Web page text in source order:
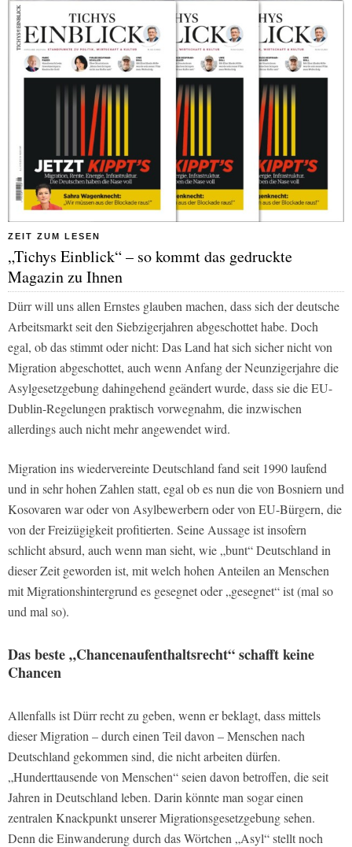
ZEIT ZUM LESEN
„Tichys Einblick“ – so kommt das gedruckte
Magazin zu Ihnen
Dürr will uns allen Ernstes glauben machen, dass sich der deutsche
Arbeitsmarkt seit den Siebzigerjahren abgeschottet habe. Doch
egal, ob das stimmt oder nicht: Das Land hat sich sicher nicht von
Migration abgeschottet, auch wenn Anfang der Neunzigerjahre die
Asylgesetzgebung dahingehend geändert wurde, dass sie die EU-
Dublin-Regelungen praktisch vorwegnahm, die inzwischen
allerdings auch nicht mehr angewendet wird.
Migration ins wiedervereinte Deutschland fand seit 1990 laufend
und in sehr hohen Zahlen statt, egal ob es nun die von Bosniern und
Kosovaren war oder von Asylbewerbern oder von EU-Bürgern, die
von der Freizügigkeit profitierten. Seine Aussage ist insofern
schlicht absurd, auch wenn man sieht, wie „bunt“ Deutschland in
dieser Zeit geworden ist, mit welch hohen Anteilen an Menschen
mit Migrationshintergrund es gesegnet oder „gesegnet“ ist (mal so
und mal so).
Das beste „Chancenaufenthaltsrecht“ schafft keine
Chancen
Allenfalls ist Dürr recht zu geben, wenn er beklagt, dass mittels
dieser Migration – durch einen Teil davon – Menschen nach
Deutschland gekommen sind, die nicht arbeiten dürfen.
„Hunderttausende von Menschen“ seien davon betroffen, die seit
Jahren in Deutschland leben. Darin könnte man sogar einen
zentralen Knackpunkt unserer Migrationsgesetzgebung sehen.
Denn die Einwanderung durch das Wörtchen „Asyl“ stellt noch